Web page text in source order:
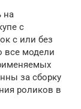
на
с
с или без
все модели
за сборку
роликов в